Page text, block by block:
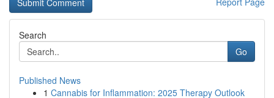
Search
Go
Published News
1 Cannabis for Inflammation: 2025 Therapy Outlook